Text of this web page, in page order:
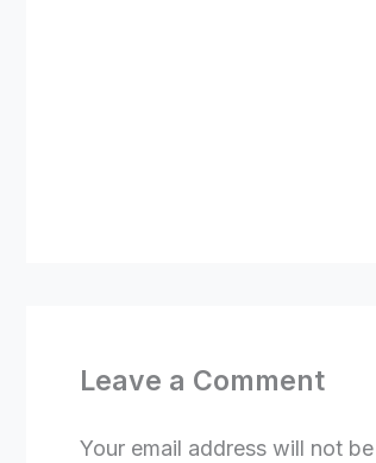
Leave a Comment
Your email address will not